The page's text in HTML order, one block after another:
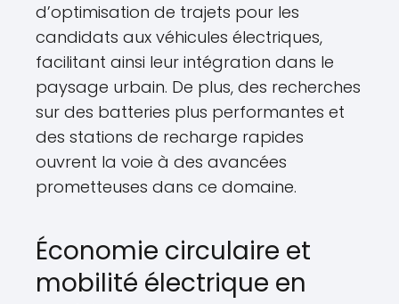
d’optimisation de trajets pour les
candidats aux véhicules électriques,
facilitant ainsi leur intégration dans le
paysage urbain. De plus, des recherches
sur des batteries plus performantes et
des stations de recharge rapides
ouvrent la voie à des avancées
prometteuses dans ce domaine.
Économie circulaire et
mobilité électrique en